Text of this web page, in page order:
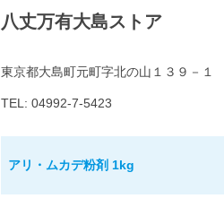
八丈万有大島ストア
東京都大島町元町字北の山１３９－１
TEL: 04992-7-5423
アリ・ムカデ粉剤 1kg